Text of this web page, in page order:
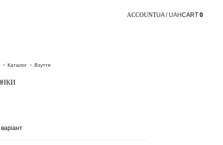
ACCOUNTUA / UAHCART 0
Каталог Взуття